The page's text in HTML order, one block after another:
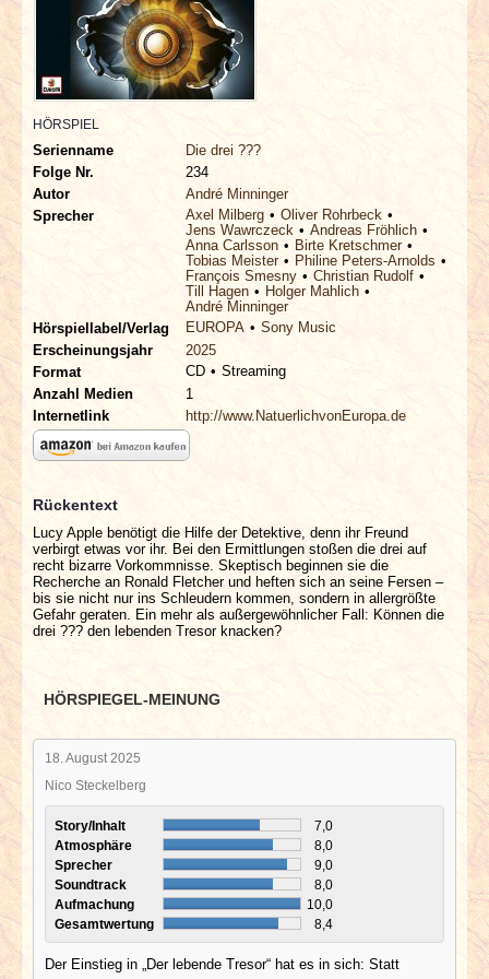
INTERVIEWS
SPECIALS
REDAKTION
LINKS
HÖRSPIEL
Serienname
Die drei ???
Folge Nr.
234
Autor
André Minninger
Sprecher
Axel Milberg
Oliver Rohrbeck
Jens Wawrczeck
Andreas Fröhlich
Anna Carlsson
Birte Kretschmer
Tobias Meister
Philine Peters-Arnolds
François Smesny
Christian Rudolf
Till Hagen
Holger Mahlich
André Minninger
Hörspiellabel/Verlag
EUROPA
Sony Music
Erscheinungsjahr
2025
Format
CD
Streaming
Anzahl Medien
1
Internetlink
http://www.NatuerlichvonEuropa.de
Rückentext
Lucy Apple benötigt die Hilfe der Detektive, denn ihr Freund
verbirgt etwas vor ihr. Bei den Ermittlungen stoßen die drei auf
recht bizarre Vorkommnisse. Skeptisch beginnen sie die
Recherche an Ronald Fletcher und heften sich an seine Fersen –
bis sie nicht nur ins Schleudern kommen, sondern in allergrößte
Gefahr geraten. Ein mehr als außergewöhnlicher Fall: Können die
drei ??? den lebenden Tresor knacken?
HÖRSPIEGEL-MEINUNG
18. August 2025
Nico Steckelberg
Story/Inhalt
7,0
Atmosphäre
8,0
Sprecher
9,0
Soundtrack
8,0
Aufmachung
10,0
Gesamtwertung
8,4
Der Einstieg in „Der lebende Tresor“ hat es in sich: Statt